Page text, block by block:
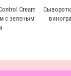
Cream
с зеленым